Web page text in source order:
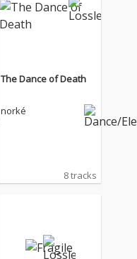
The Dance of Death
norké
8 tracks